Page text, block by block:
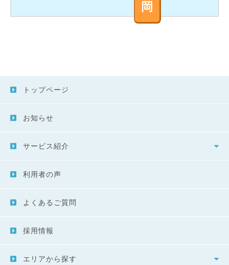
岡
トップページ
お知らせ
サービス紹介
利用者の声
よくあるご質問
採用情報
エリアから探す